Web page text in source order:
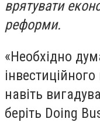
врятувати
реформи.
«Необхідно
інвестиційного
навіть
беріть Doing